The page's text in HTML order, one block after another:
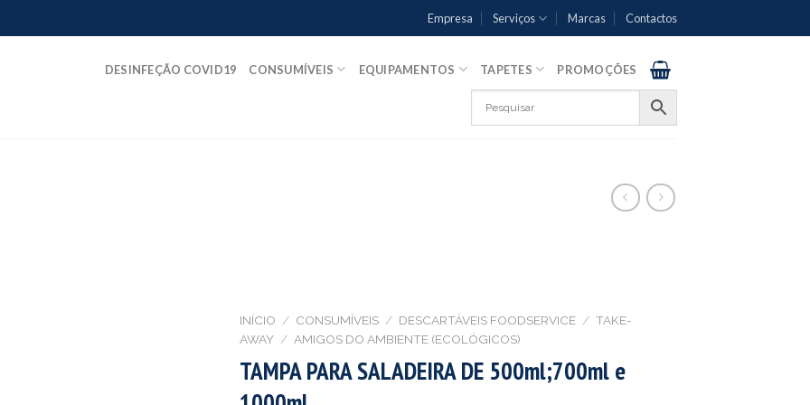
Empresa Serviços Marcas Contactos
DESINFEÇÃO COVID19 CONSUMÍVEIS EQUIPAMENTOS TAPETES PROMOÇÕES
INÍCIO / CONSUMÍVEIS / DESCARTÁVEIS FOODSERVICE / TAKE-
AWAY / AMIGOS DO AMBIENTE (ECOLÓGICOS)
TAMPA PARA SALADEIRA DE 500ml;700ml e